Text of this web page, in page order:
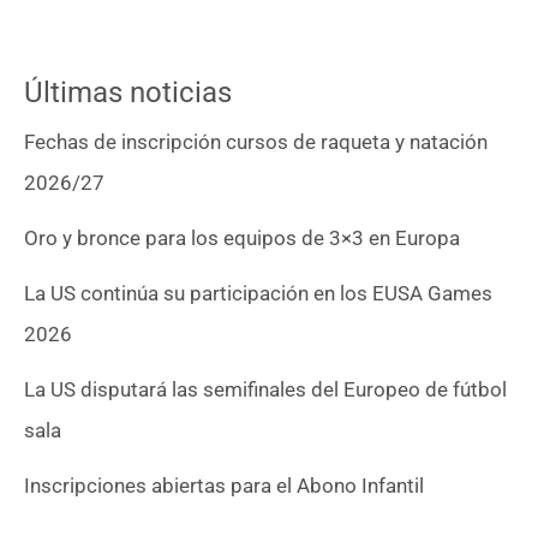
Últimas noticias
Fechas de inscripción cursos de raqueta y natación
2026/27
Oro y bronce para los equipos de 3×3 en Europa
La US continúa su participación en los EUSA Games
2026
La US disputará las semifinales del Europeo de fútbol
sala
Inscripciones abiertas para el Abono Infantil